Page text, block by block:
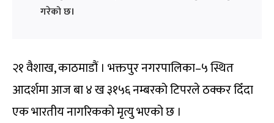
गरेको छ।
२१ वैशाख, काठमाडौं । भक्तपुर नगरपालिका–५ स्थित
आदर्शमा आज बा ४ ख ३१५६ नम्बरको टिपरले ठक्कर दिँदा
एक भारतीय नागरिकको मृत्यु भएको छ ।